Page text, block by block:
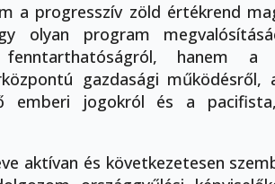
a progresszív zöld értékrend
olyan program
hanem a
gazdasági működésről,
emberi jogokról és a
aktívan és következetesen